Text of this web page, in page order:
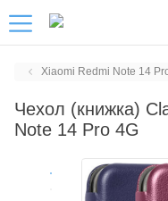
Xiaomi Redmi Note 14
Чехол (книжка)
Note 14 Pro 4G